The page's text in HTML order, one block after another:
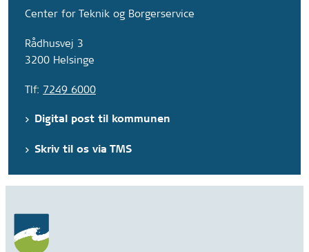
Center for Teknik og Borgerservice
Rådhusvej 3
3200 Helsinge
Tlf: 7249 6000
Digital post til kommunen
Skriv til os via TMS